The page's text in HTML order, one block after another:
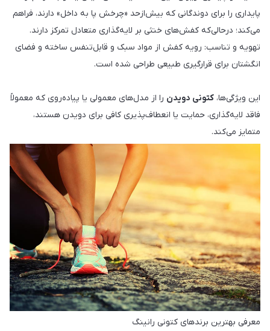
پایداری را برای دوندگانی که بیش‌ازحد «چرخش پا به داخل» دارند، فراهم
می‌کند؛ درحالی‌که کفش‌های خنثی بر لایه‌گذاری متعادل تمرکز دارند.
تهویه و تناسب: رویه کفش از مواد سبک و قابل‌تنفس ساخته و فضای
انگشتان برای قرارگیری طبیعی طراحی شده است.
این ویژگی‌ها، کتونی دویدن را از مدل‌های معمولی یا پیاده‌روی که معمولاً
فاقد لایه‌گذاری، حمایت یا انعطاف‌پذیری کافی برای دویدن هستند،
متمایز می‌کند.
معرفی بهترین برندهای کتونی رانینگ